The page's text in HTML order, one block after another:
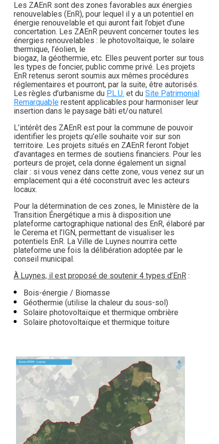
Les ZAEnR sont des zones favorables aux énergies
renouvelables (EnR), pour lequel il y a un potentiel en
énergie renouvelable et qui auront fait l’objet d’une
concertation. Les ZAEnR peuvent concerner toutes les
énergies renouvelables : le photovoltaïque, le solaire
thermique, l’éolien, le
biogaz, la géothermie, etc. Elles peuvent porter sur tous
les types de foncier, public comme privé. Les projets
EnR retenus seront soumis aux mêmes procédures
réglementaires et pourront, par la suite, être autorisés.
Les règles d’urbanisme du P.L.U. et du Site Patrimonial
Remarquable restent applicables pour harmoniser leur
insertion dans le paysage bâti et/ou naturel.
L’intérêt des ZAEnR est pour la commune de pouvoir
identifier les projets qu’elle souhaite voir sur son
territoire. Les projets situés en ZAEnR feront l’objet
d’avantages en termes de soutiens financiers. Pour les
porteurs de projet, cela donne également un signal
clair : si vous venez dans cette zone, vous venez sur un
emplacement qui a été coconstruit avec les acteurs
locaux.
Pour la détermination de ces zones, le Ministère de la
Transition Énergétique a mis à disposition une
plateforme cartographique national des EnR, élaboré par
le Cerema et l’IGN, permettant de visualiser les
potentiels EnR. La Ville de Luynes nourrira cette
plateforme une fois la délibération adoptée par le
conseil municipal.
À Luynes, il est proposé de soutenir 4 types d’EnR :
Bois-énergie / Biomasse
Géothermie (utilise la chaleur du sous-sol)
Solaire photovoltaïque et thermique ombrière
Solaire photovoltaïque et thermique toiture